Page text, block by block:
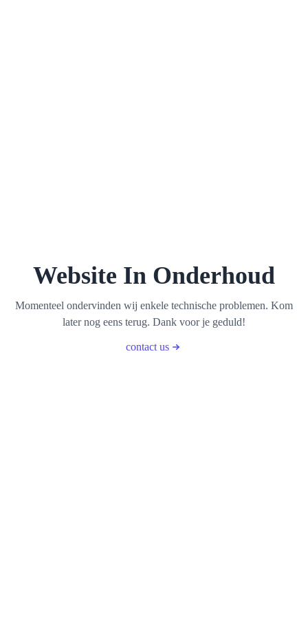
Website In Onderhoud
Momenteel ondervinden wij enkele technische problemen. Kom
later nog eens terug. Dank voor je geduld!
contact us